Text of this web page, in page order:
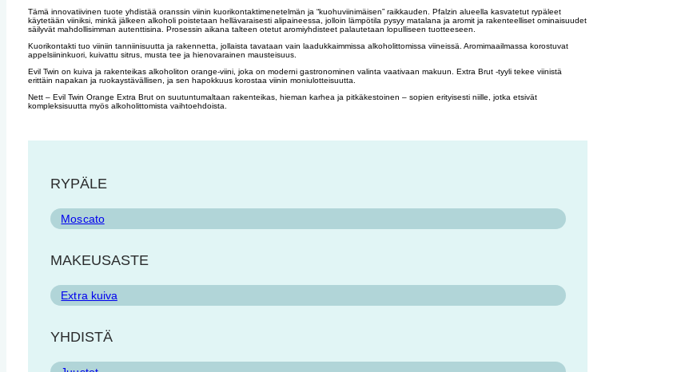
Tämä innovatiivinen tuote yhdistää oranssin viinin kuorikontaktimenetelmän ja “kuohuviinimäisen” raikkauden. Pfalzin alueella kasvatetut rypäleet
käytetään viiniksi, minkä jälkeen alkoholi poistetaan hellävaraisesti alipaineessa, jolloin lämpötila pysyy matalana ja aromit ja rakenteelliset ominaisuudet
säilyvät mahdollisimman autenttisina. Prosessin aikana talteen otetut aromiyhdisteet palautetaan lopulliseen tuotteeseen.
Kuorikontakti tuo viiniin tanniinisuutta ja rakennetta, jollaista tavataan vain laadukkaimmissa alkoholittomissa viineissä. Aromimaailmassa korostuvat
appelsiininkuori, kuivattu sitrus, musta tee ja hienovarainen mausteisuus.
Evil Twin on kuiva ja rakenteikas alkoholiton orange-viini, joka on moderni gastronominen valinta vaativaan makuun. Extra Brut -tyyli tekee viinistä
erittäin napakan ja ruokaystävällisen, ja sen hapokkuus korostaa viinin moniulotteisuutta.
Nett – Evil Twin Orange Extra Brut on suutuntumaltaan rakenteikas, hieman karhea ja pitkäkestoinen – sopien erityisesti niille, jotka etsivät
kompleksisuutta myös alkoholittomista vaihtoehdoista.
RYPÄLE
Moscato
MAKEUSASTE
Extra kuiva
YHDISTÄ